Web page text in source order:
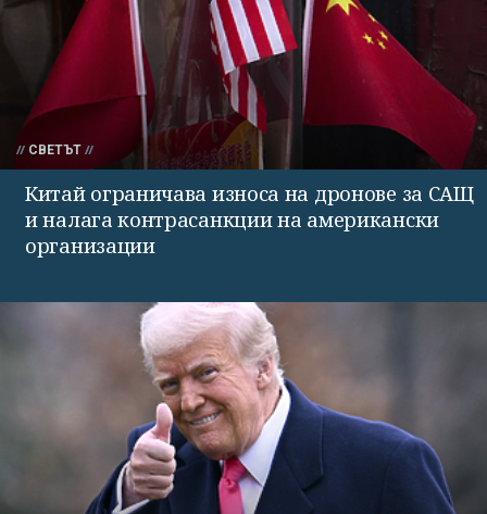
СВЕТЪТ
Китай ограничава износа на дронове за САЩ
и налага контрасанкции на американски
организации